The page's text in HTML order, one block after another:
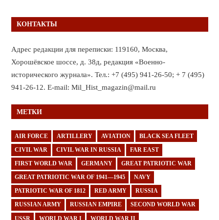
КОНТАКТЫ
Адрес редакции для переписки: 119160, Москва,
Хорошёвское шоссе, д. 38д, редакция «Военно-
исторического журнала». Тел.: +7 (495) 941-26-50; + 7 (495)
941-26-12. E-mail: Mil_Hist_magazin@mail.ru
МЕТКИ
AIR FORCE ARTILLERY AVIATION BLACK SEA FLEET
CIVIL WAR CIVIL WAR IN RUSSIA FAR EAST
FIRST WORLD WAR GERMANY GREAT PATRIOTIC WAR
GREAT PATRIOTIC WAR OF 1941—1945 NAVY
PATRIOTIC WAR OF 1812 RED ARMY RUSSIA
RUSSIAN ARMY RUSSIAN EMPIRE SECOND WORLD WAR
USSR WORLD WAR I WORLD WAR II